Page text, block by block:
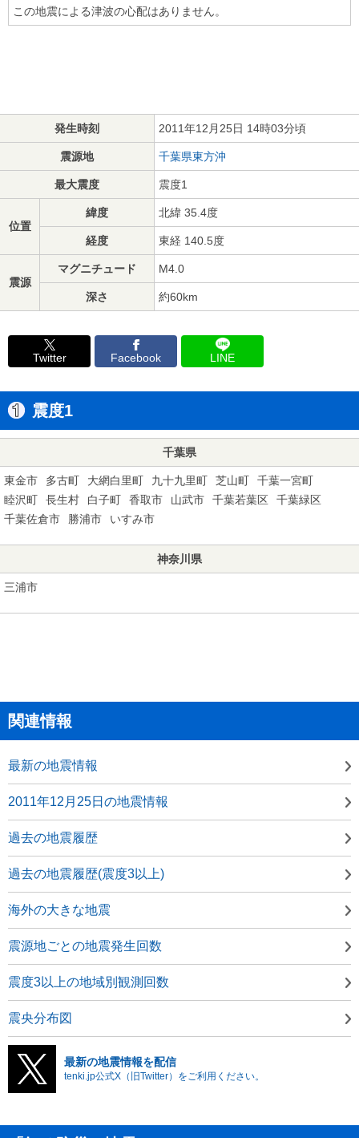
この地震による津波の心配はありません。
発生時刻 2011年12月25日 14時03分頃
震源地 千葉県東方沖
最大震度 震度1
位置
緯度 北緯 35.4度
経度 東経 140.5度
震源
マグニチュード M4.0
深さ 約60km
Twitter Facebook LINE
震度1
千葉県
東金市 多古町 大網白里町 九十九里町 芝山町
千葉一宮町
睦沢町
長生村 白子町 香取市 山武市 千葉若葉区
千葉緑区
千葉佐倉市
勝浦市 いすみ市
神奈川県
三浦市
関連情報
最新の地震情報
2011年12月25日の地震情報
過去の地震履歴
過去の地震履歴(震度3以上)
海外の大きな地震
震源地ごとの地震発生回数
震度3以上の地域別観測回数
震央分布図
最新の地震情報を配信
tenki.jp公式X（旧Twitter）をご利用ください。